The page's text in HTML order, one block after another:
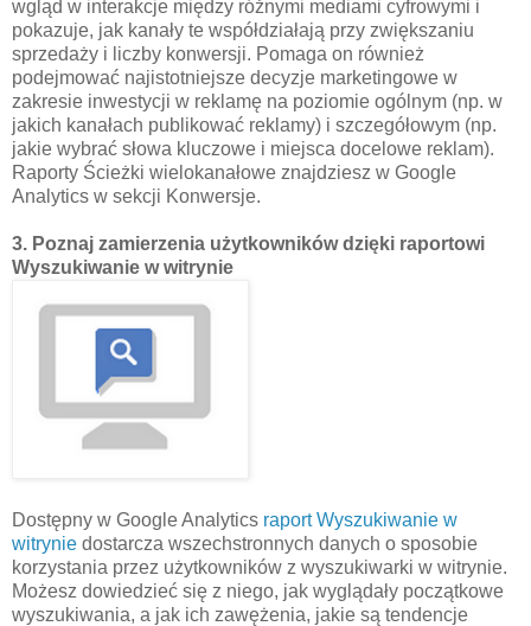
wgląd w interakcje między różnymi mediami cyfrowymi i
pokazuje, jak kanały te współdziałają przy zwiększaniu
sprzedaży i liczby konwersji. Pomaga on również
podejmować najistotniejsze decyzje marketingowe w
zakresie inwestycji w reklamę na poziomie ogólnym (np. w
jakich kanałach publikować reklamy) i szczegółowym (np.
jakie wybrać słowa kluczowe i miejsca docelowe reklam).
Raporty Ścieżki wielokanałowe znajdziesz w Google
Analytics w sekcji Konwersje.
3. Poznaj zamierzenia użytkowników dzięki raportowi
Wyszukiwanie w witrynie
Dostępny w Google Analytics raport Wyszukiwanie w
witrynie dostarcza wszechstronnych danych o sposobie
korzystania przez użytkowników z wyszukiwarki w witrynie.
Możesz dowiedzieć się z niego, jak wyglądały początkowe
wyszukiwania, a jak ich zawężenia, jakie są tendencje